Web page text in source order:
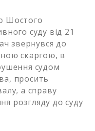
Шостого
суду від 21
звернувся до
скаргою, в
судом
просить
а справу
розгляду до суду